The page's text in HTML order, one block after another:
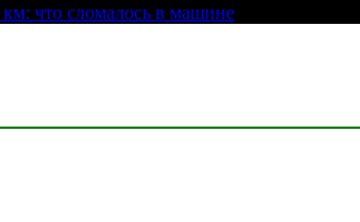
что сломалось в машине